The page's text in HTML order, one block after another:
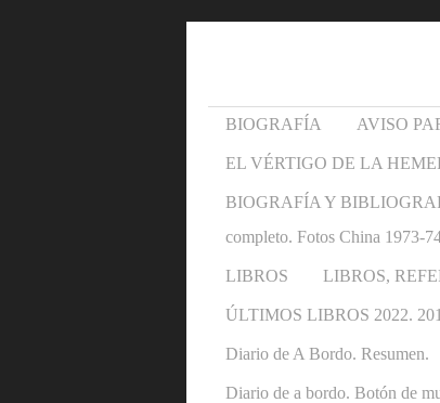
BIOGRAFÍA AVISO
EL VÉRTIGO DE LA
BIOGRAFÍA Y
completo. Fotos China 1973-
LIBROS LIBROS,
ÚLTIMOS LIBROS 2022.
Diario de A Bordo. Resumen.
Diario de a bordo. Botón de